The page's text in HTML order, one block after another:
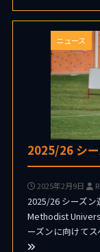
ニュース
2025/26 シ
2025年2月9日
2025/26 シーズ
Methodist
ーズンに向けて